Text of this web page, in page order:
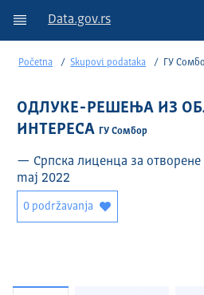
Data.gov.rs
Početna Skupovi podataka ГУ
ОДЛУКЕ-РЕШЕЊА ИЗ
ИНТЕРЕСА
ГУ Сомбор
— Српска лиценца за отворене
maj 2022
0 podržavanja